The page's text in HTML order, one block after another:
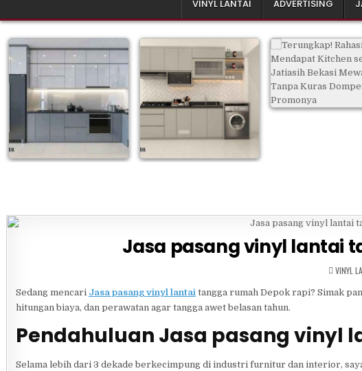
VINYL LANTAI ADVERTISING
Jasa pasang vinyl lantai
POSTED
IN
VINYL
Sedang mencari Jasa pasang vinyl lantai tangga rumah Depok rapi? Simak
hitungan biaya, dan perawatan agar tangga awet belasan tahun.
Pendahuluan Jasa pasang vinyl
Selama lebih dari 3 dekade berkecimpung di industri furnitur dan interior,